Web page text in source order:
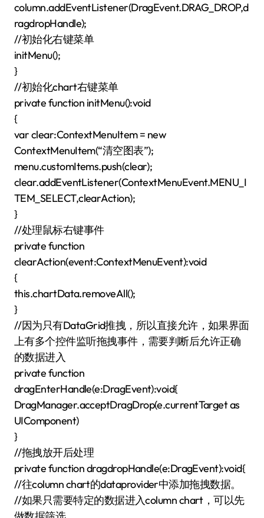
column.addEventListener(DragEvent.DRAG_DROP,d
ragdropHandle);
//初始化右键菜单
initMenu();
}
//初始化chart右键菜单
private function initMenu():void
{
var clear:ContextMenuItem = new
ContextMenuItem(“清空图表”);
menu.customItems.push(clear);
clear.addEventListener(ContextMenuEvent.MENU_I
TEM_SELECT,clearAction);
}
//处理鼠标右键事件
private function
clearAction(event:ContextMenuEvent):void
{
this.chartData.removeAll();
}
//因为只有DataGrid推拽，所以直接允许，如果界面
上有多个控件监听拖拽事件，需要判断后允许正确
的数据进入
private function
dragEnterHandle(e:DragEvent):void{
DragManager.acceptDragDrop(e.currentTarget as
UIComponent)
}
//拖拽放开后处理
private function dragdropHandle(e:DragEvent):void{
//往column chart的dataprovider中添加拖拽数据。
//如果只需要特定的数据进入column chart，可以先